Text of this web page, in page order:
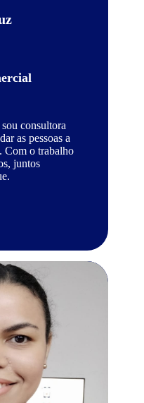
consultora
as pessoas a
Com o trabalho
juntos